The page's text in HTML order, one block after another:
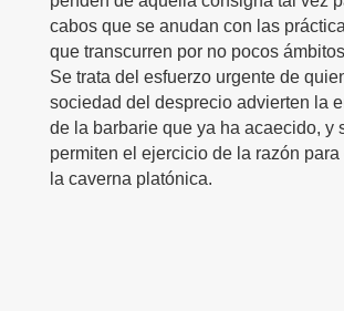
Contacto
English
cabos que se anudan con las
que transcurren por no pocos
Se trata del esfuerzo urgente de
sociedad del desprecio advierten la
de la barbarie que ya ha acaecido, y
permiten el ejercicio de la razón
la caverna platónica.